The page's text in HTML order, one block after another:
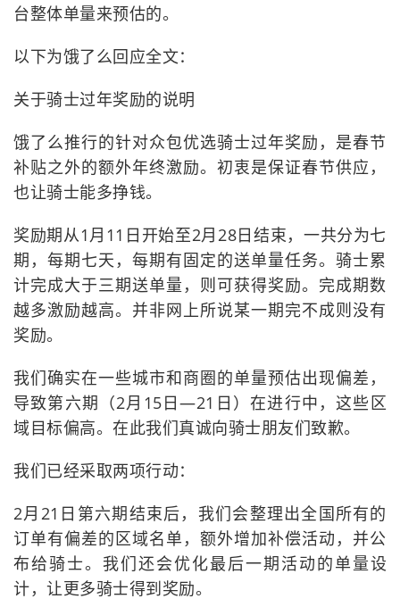
台整体单量来预估的。
以下为饿了么回应全文：
关于骑士过年奖励的说明
饿了么推行的针对众包优选骑士过年奖励，是春节
补贴之外的额外年终激励。初衷是保证春节供应，
也让骑士能多挣钱。
奖励期从1月11日开始至2月28日结束，一共分为七
期，每期七天，每期有固定的送单量任务。骑士累
计完成大于三期送单量，则可获得奖励。完成期数
越多激励越高。并非网上所说某一期完不成则没有
奖励。
我们确实在一些城市和商圈的单量预估出现偏差，
导致第六期（2月15日—21日）在进行中，这些区
域目标偏高。在此我们真诚向骑士朋友们致歉。
我们已经采取两项行动：
2月21日第六期结束后，我们会整理出全国所有的
订单有偏差的区域名单，额外增加补偿活动，并公
布给骑士。我们还会优化最后一期活动的单量设
计，让更多骑士得到奖励。